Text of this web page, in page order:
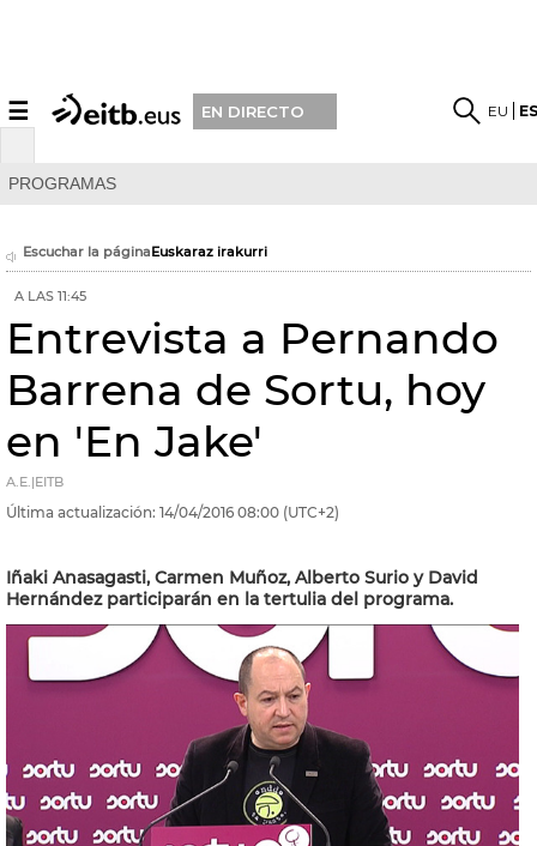
☰ EN DIRECTO EU
PROGRAMAS
Escuchar la páginaEuskaraz irakurri
A LAS 11:45
Entrevista a Pernando
Barrena de Sortu, hoy
en 'En Jake'
A.E.|EITB
Última actualización: 14/04/2016 08:00 (UTC+2)
Iñaki Anasagasti, Carmen Muñoz, Alberto Surio y David
Hernández participarán en la tertulia del programa.